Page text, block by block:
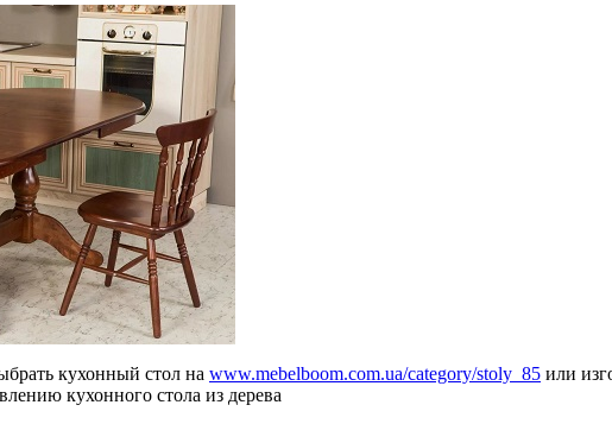
кухонный стол на www.mebelboom.com.ua/category/stoly_85 или
кухонного стола из дерева